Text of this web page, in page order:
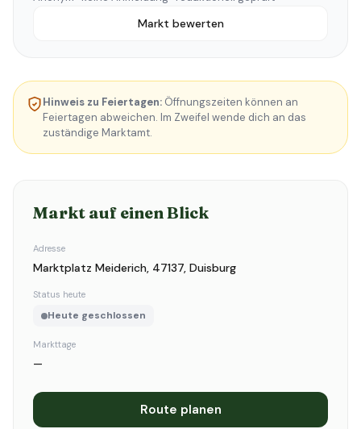
Markt bewerten
Hinweis zu Feiertagen: Öffnungszeiten können an
Feiertagen abweichen. Im Zweifel wende dich an das
zuständige Marktamt.
Markt auf einen Blick
Adresse
Marktplatz Meiderich, 47137, Duisburg
Status heute
Heute geschlossen
Markttage
—
Route planen